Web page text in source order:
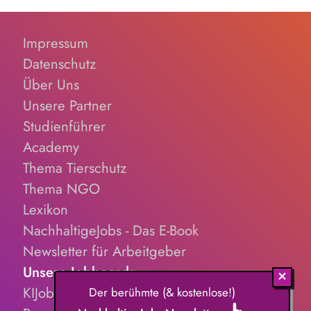
Impressum
Datenschutz
Über Uns
Unsere Partner
Studienführer
Academy
Thema Tierschutz
Thema NGO
Lexikon
NachhaltigeJobs - Das E-Book
Newsletter für Arbeitgeber
Unsere Jobboards
KIJobs.de
Der berühmte (& kostenlose!)